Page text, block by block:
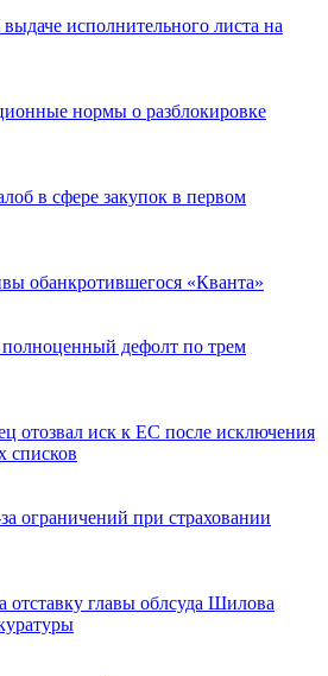
исполнительного листа на
нормы о разблокировке
в сфере закупок в первом
обанкротившегося «Кванта»
дефолт по трем
отозвал иск к ЕС после исключения
списков
ограничений при страховании
главы облсуда Шилова